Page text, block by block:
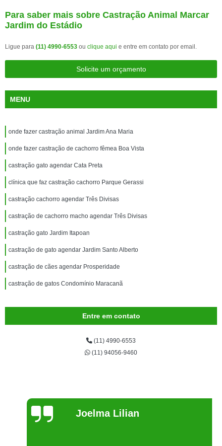
Para saber mais sobre Castração Animal Marcar
Jardim do Estádio
Ligue para (11) 4990-6553 ou clique aqui e entre em contato por email.
Solicite um orçamento
MENU
onde fazer castração animal Jardim Ana Maria
onde fazer castração de cachorro fêmea Boa Vista
castração gato agendar Cata Preta
clínica que faz castração cachorro Parque Gerassi
castração cachorro agendar Três Divisas
castração de cachorro macho agendar Três Divisas
castração gato Jardim Itapoan
castração de gato agendar Jardim Santo Alberto
castração de cães agendar Prosperidade
castração de gatos Condomínio Maracanã
Entre em contato
(11) 4990-6553
(11) 94056-9460
Joelma Lilian